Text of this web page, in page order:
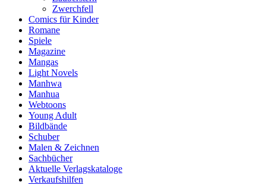
Zwerchfell
Comics für Kinder
Romane
Spiele
Magazine
Mangas
Light Novels
Manhwa
Manhua
Webtoons
Young Adult
Bildbände
Schuber
Malen & Zeichnen
Sachbücher
Aktuelle Verlagskataloge
Verkaufshilfen